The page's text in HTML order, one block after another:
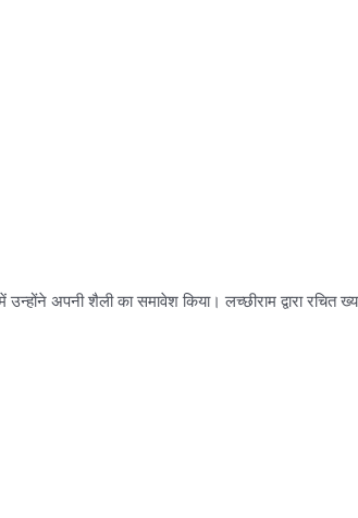
अपनी शैली का समावेश किया। लच्छीराम द्वारा